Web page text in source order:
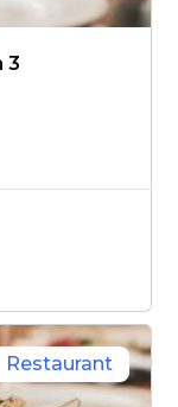
3
Restaurant